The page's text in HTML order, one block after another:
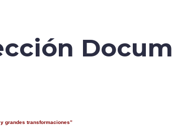
grandes transformaciones”